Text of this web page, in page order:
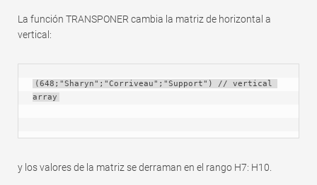
La función TRANSPONER cambia la matriz de horizontal a
vertical:
(648;"Sharyn";"Corriveau";"Support") // vertical
array
y los valores de la matriz se derraman en el rango H7: H10.